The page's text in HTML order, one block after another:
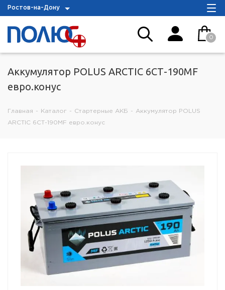
Ростов-на-Дону
0
Аккумулятор POLUS ARCTIC 6СТ-190MF
евро.конус
Главная - Каталог - Стартерные АКБ - Аккумулятор POLUS
ARCTIC 6СТ-190MF евро.конус